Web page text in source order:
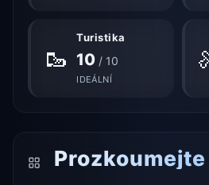
🥾
Turistika
10 / 10
IDEÁLNÍ